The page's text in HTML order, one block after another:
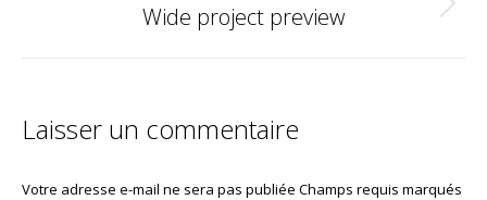
Projets
similaires
Wide project preview
Laisser un commentaire
Votre adresse e-mail ne sera pas publiée Champs requis marqués